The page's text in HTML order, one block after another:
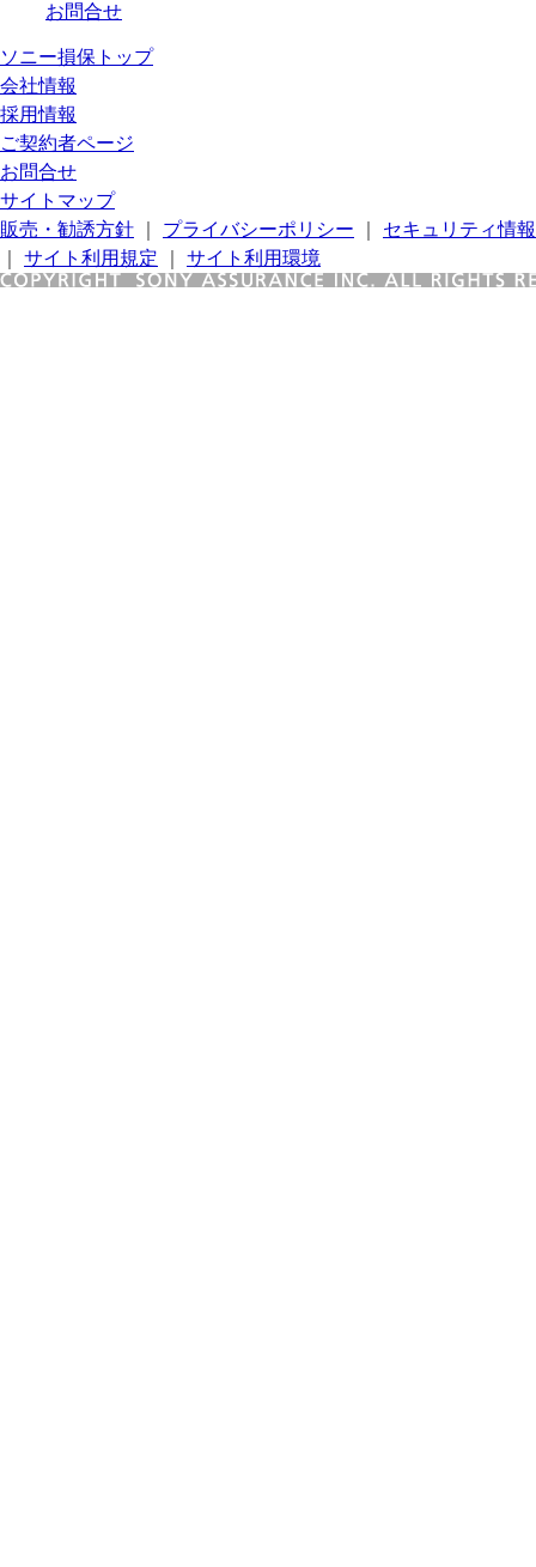
お問合せ
ソニー損保トップ
会社情報
採用情報
ご契約者ページ
お問合せ
サイトマップ
販売・勧誘方針
プライバシーポリシー
セキュリティ情報
サイト利用規定 サイト利用環境